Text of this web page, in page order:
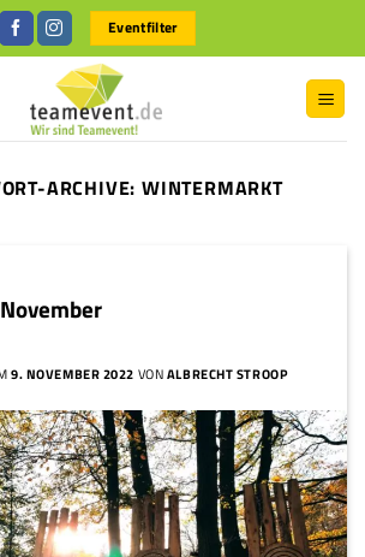
Eventfilter
ARCHIVE:WINTERMARKT
9. NOVEMBER 2022 VONALBRECHT STROOP